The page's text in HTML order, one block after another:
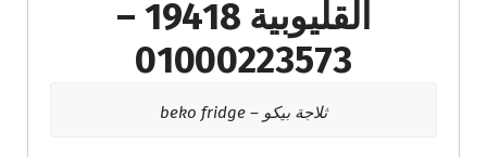
القليوبية 19418 –
01000223573
ثلاجة بيكو – beko fridge